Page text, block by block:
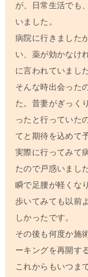
が、日常生活でも
いました。
病院に行きました
い、薬が効かなけ
に言われていました
そんな時出会った
た。昔妻がぎっく
ったと行っていた
てと期待を込めて
実際に行ってみて
たので戸惑いまし
瞬で足腰が軽くな
歩いてみても以前
しかったです。
その後も何度か施
ーキングを再開す
これからもいつま